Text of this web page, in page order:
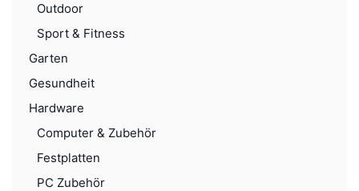
Outdoor
Sport & Fitness
Garten
Gesundheit
Hardware
Computer & Zubehör
Festplatten
PC Zubehör